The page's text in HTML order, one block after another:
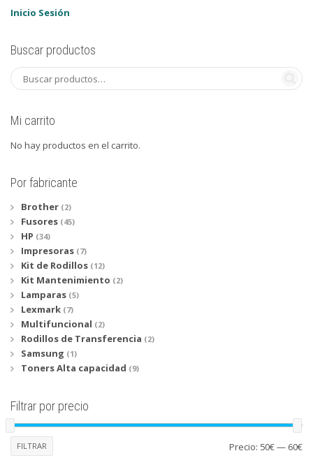
Inicio Sesión
Buscar productos
Mi carrito
No hay productos en el carrito.
Por fabricante
Brother (2)
Fusores (45)
HP (34)
Impresoras (7)
Kit de Rodillos (12)
Kit Mantenimiento (2)
Lamparas (5)
Lexmark (7)
Multifuncional (2)
Rodillos de Transferencia (2)
Samsung (1)
Toners Alta capacidad (9)
Filtrar por precio
FILTRAR Precio: 50€— 60€